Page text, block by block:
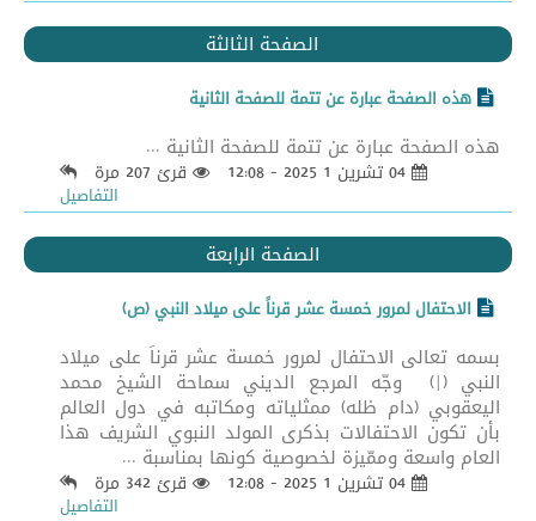
الصفحة الثالثة
هذه الصفحة عبارة عن تتمة للصفحة الثانية
هذه الصفحة عبارة عن تتمة للصفحة الثانية ...
قرئ 207 مرة
التفاصيل
الصفحة الرابعة
الاحتفال لمرور خمسة عشر قرناً على ميلاد النبي (ص)
بسمه تعالى الاحتفال لمرور خمسة عشر قرناً على ميلاد
النبي (|) وجّه المرجع الديني سماحة الشيخ محمد
اليعقوبي (دام ظله) ممثلياته ومكاتبه في دول العالم
بأن تكون الاحتفالات بذكرى المولد النبوي الشريف هذا
العام واسعة وممّيزة لخصوصية كونها بمناسبة ...
قرئ 342 مرة
التفاصيل